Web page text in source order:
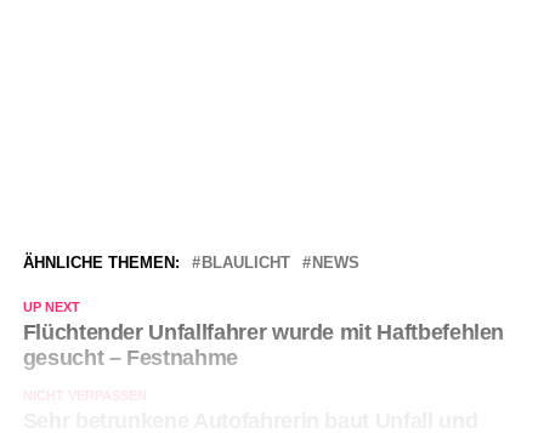
ÄHNLICHE THEMEN: BLAULICHT NEWS
UP NEXT
Flüchtender Unfallfahrer wurde mit Haftbefehlen
gesucht – Festnahme
NICHT VERPASSEN